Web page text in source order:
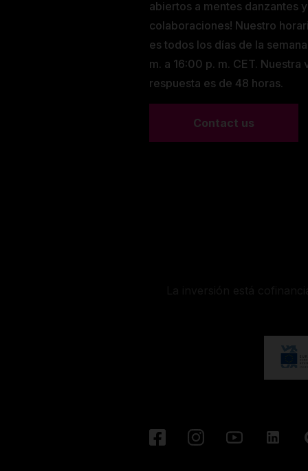
abiertos a mentes danzantes y
colaboraciones! Nuestro
es todos los días de la
m. a 16:00 p. m. CET. Nuestra
respuesta es de 48 horas.
Contact us